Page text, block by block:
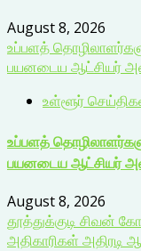
August 8, 2026
உப்பளத்
பயனடைய ஆட்சியர்
உள்ளூர்
உப்பளத்
பயனடைய ஆட்சியர்
August 8, 2026
தூத்துக்குடி சிவன்
அதிகாரிகள் அதிரடி